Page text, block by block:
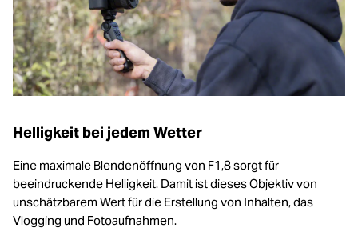
Helligkeit bei jedem Wetter
Eine maximale Blendenöffnung von F1,8 sorgt für
beeindruckende Helligkeit. Damit ist dieses Objektiv von
unschätzbarem Wert für die Erstellung von Inhalten, das
Vlogging und Fotoaufnahmen.